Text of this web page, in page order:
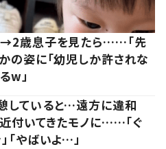
→2歳息子を見たら……「先
の姿に「幼児しか許されな
w」
していると…遠方に違和
近付いてきたモノに……「ぐ
「やばいよ…」